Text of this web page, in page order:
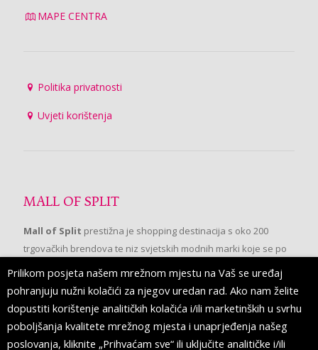
MAPE CENTRA
Politika privatnosti
Uvjeti korištenja
MALL OF SPLIT
Mall of Split prestižna je shopping destinacija s oko 200
trgovačkih brendova te niz svjetskih modnih marki koje se po
prvi put pojavljuju u Splitu.
PRATITE NAS
Prilikom posjeta našem mrežnom mjestu na Vaš se uređaj
pohranjuju nužni kolačići za njegov uredan rad. Ako nam želite
dopustiti korištenje analitičkih kolačića i/ili marketinških u svrhu
poboljšanja kvalitete mrežnog mjesta i unaprjeđenja našeg
poslovanja, kliknite „Prihvaćam sve“ ili uključite analitičke i/ili